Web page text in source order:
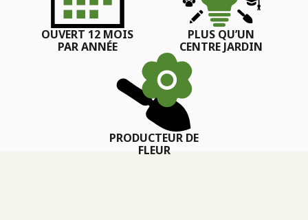
OUVERT 12 MOIS
PAR ANNÉE
PLUS QU’UN
CENTRE JARDIN
PRODUCTEUR DE
FLEUR